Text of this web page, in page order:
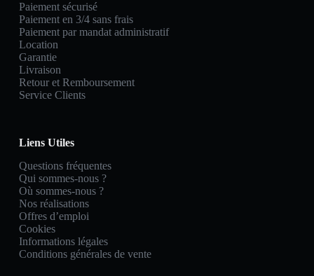
Paiement sécurisé
Paiement en 3/4 sans frais
Paiement par mandat administratif
Location
Garantie
Livraison
Retour et Remboursement
Service Clients
Liens Utiles
Questions fréquentes
Qui sommes-nous ?
Où sommes-nous ?
Nos réalisations
Offres d’emploi
Cookies
Informations légales
Conditions générales de vente